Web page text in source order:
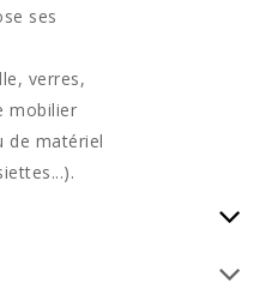
ses
verres,
mobilier
de matériel